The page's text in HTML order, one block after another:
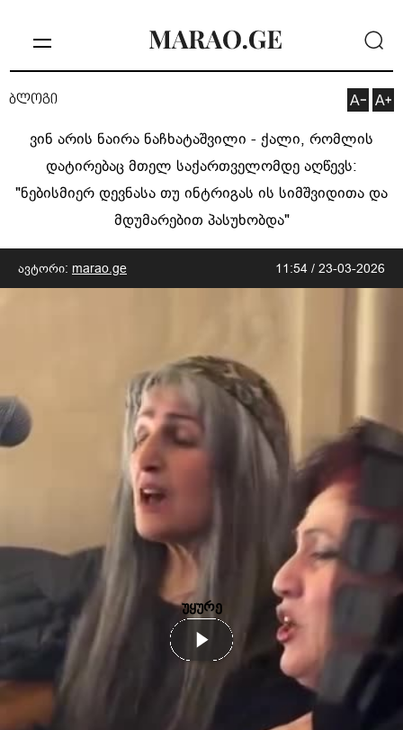
ბლოგი
ვინ არის ნაირა ნაჩხატაშვილი - ქალი, რომლის
დატირებაც მთელ საქართველომდე აღწევს:
"ნებისმიერ დევნასა თუ ინტრიგას ის სიმშვიდითა და
მდუმარებით პასუხობდა"
ავტორი: marao.ge 11:54 / 23-03-2026
უყურე